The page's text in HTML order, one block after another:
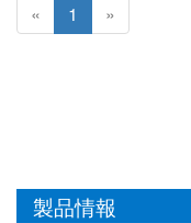
« 1 »
製品情報